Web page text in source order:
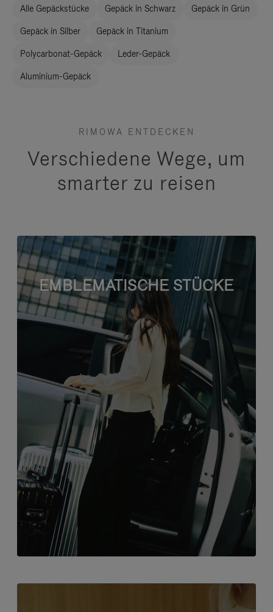
Alle Gepäckstücke Gepäck in Schwarz Gepäck in Grün
Gepäck in Silber Gepäck in Titanium
Polycarbonat-Gepäck Leder-Gepäck
Aluminium-Gepäck
RIMOWA ENTDECKEN
Verschiedene Wege, um
smarter zu reisen
EMBLEMATISCHE STÜCKE